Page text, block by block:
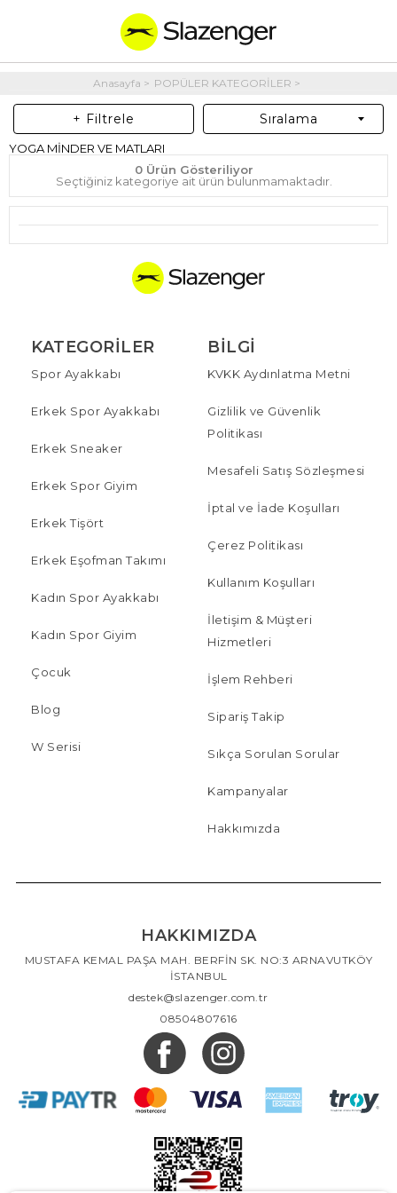
Anasayfa POPÜLER KATEGORİLER
+ Filtrele Sıralama
YOGA MİNDER VE MATLARI
0 Ürün Gösteriliyor
Seçtiğiniz kategoriye ait ürün bulunmamaktadır.
KATEGORILER
Spor Ayakkabı
Erkek Spor Ayakkabı
Erkek Sneaker
Erkek Spor Giyim
Erkek Tişört
Erkek Eşofman Takımı
Kadın Spor Ayakkabı
Kadın Spor Giyim
Çocuk
Blog
W Serisi
BILGI
KVKK Aydınlatma Metni
Gizlilik ve Güvenlik
Politikası
Mesafeli Satış Sözleşmesi
İptal ve İade Koşulları
Çerez Politikası
Kullanım Koşulları
İletişim & Müşteri
Hizmetleri
İşlem Rehberi
Sipariş Takip
Sıkça Sorulan Sorular
Kampanyalar
Hakkımızda
HAKKIMIZDA
MUSTAFA KEMAL PAŞA MAH. BERFİN SK. NO:3 ARNAVUTKÖY
İSTANBUL
destek@slazenger.com.tr
08504807616